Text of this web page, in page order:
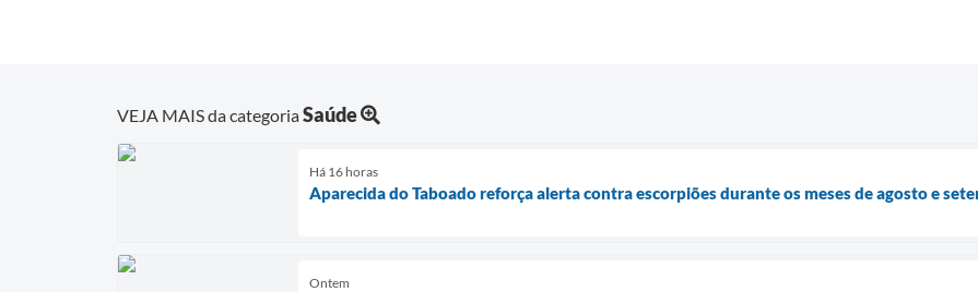
VEJA MAIS da categoriaSaúde
Há 16 horas
Aparecida do Taboado reforça alerta contra escorpiões durante os meses de agosto e
Ontem